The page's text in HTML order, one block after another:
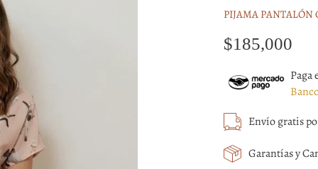
PIJAMA PANTALÓN
$185,000
Paga
Envío gratis
Garantías y